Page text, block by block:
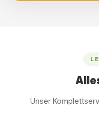
Unser